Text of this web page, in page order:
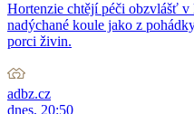
Hortenzie chtějí péči obzvlášť
nadýchané koule jako z
porci živin.
adbz.cz
dnes, 20:50